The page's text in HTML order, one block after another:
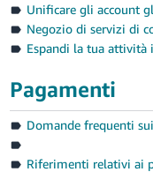
Unificare gli account
Negozio di servizi di
Espandi la tua attività
Pagamenti
Domande frequenti
Riferimenti relativi ai